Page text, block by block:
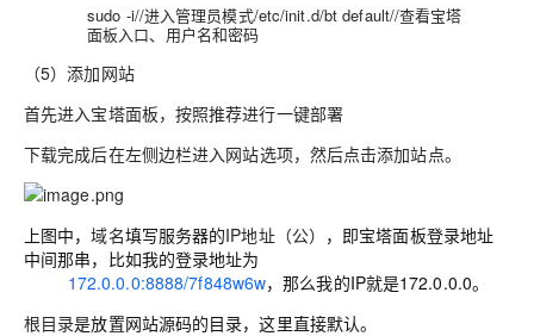
sudo -i//进入管理员模式/etc/init.d/bt default//查看宝塔
面板入口、用户名和密码
（5）添加网站
首先进入宝塔面板，按照推荐进行一键部署
下载完成后在左侧边栏进入网站选项，然后点击添加站点。
上图中，域名填写服务器的IP地址（公） ，即宝塔面板登录地址
中间那串，比如我的登录地址为
172.0.0.0:8888/7f848w6w，那么我的IP就是172.0.0.0。
根目录是放置网站源码的目录，这里直接默认。